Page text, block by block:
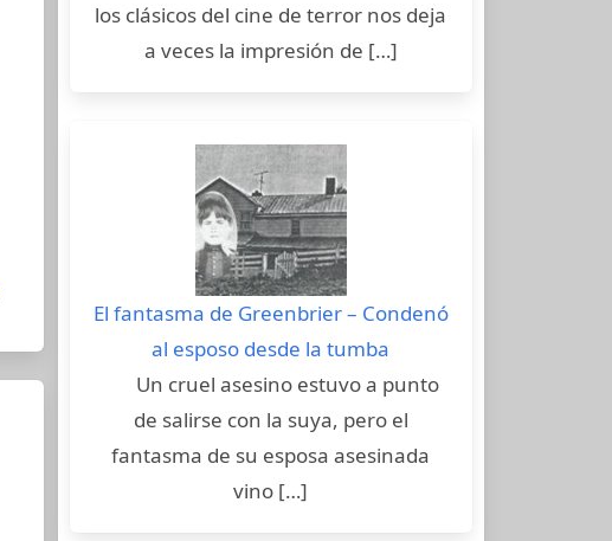
los clásicos del cine de terror nos deja
a veces la impresión de […]
El fantasma de Greenbrier – Condenó
al esposo desde la tumba
Un cruel asesino estuvo a punto
de salirse con la suya, pero el
fantasma de su esposa asesinada
vino […]